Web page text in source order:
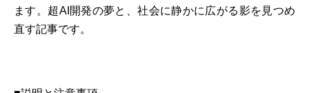
ます。超AI開発の夢と、社会に静かに広がる影を見つめ
直す記事です。